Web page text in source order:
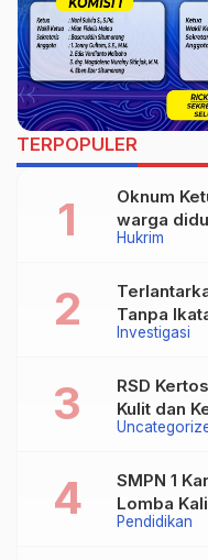
TERPOPULER
Hukrim
Oknum
warga
Investigasi
Tanpa
RSD
Kulit dan
Pendidikan
SMPN 1
Lomba